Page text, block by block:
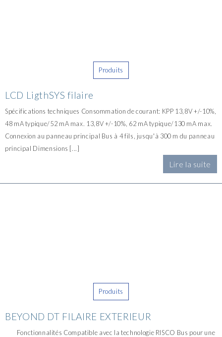
Produits
LCD LigthSYS filaire
Spécifications techniques Consommation de courant: KPP 13,8V +/-10%,
48 mA typique/52 mA max. 13,8V +/-10%, 62 mA typique/130 mA max.
Connexion au panneau principal Bus à 4 fils, jusqu'à 300 m du panneau
principal Dimensions [...]
Lire la suite
Produits
BEYOND DT FILAIRE EXTERIEUR
Fonctionnalités Compatible avec la technologie RISCO Bus pour une